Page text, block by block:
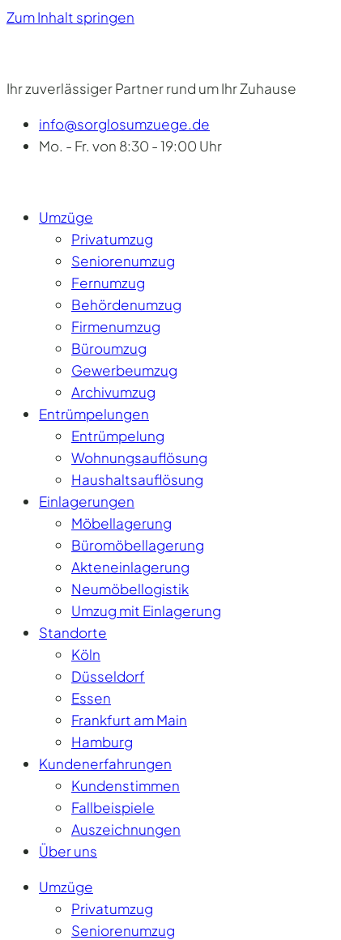
Zum Inhalt springen
Ihr zuverlässiger Partner rund um Ihr Zuhause
info@sorglosumzuege.de
Mo. - Fr. von 8:30 - 19:00 Uhr
Umzüge
Privatumzug
Seniorenumzug
Fernumzug
Behördenumzug
Firmenumzug
Büroumzug
Gewerbeumzug
Archivumzug
Entrümpelungen
Entrümpelung
Wohnungsauflösung
Haushaltsauflösung
Einlagerungen
Möbellagerung
Büromöbellagerung
Akteneinlagerung
Neumöbellogistik
Umzug mit Einlagerung
Standorte
Köln
Düsseldorf
Essen
Frankfurt am Main
Hamburg
Kundenerfahrungen
Kundenstimmen
Fallbeispiele
Auszeichnungen
Über uns
Umzüge
Privatumzug
Seniorenumzug